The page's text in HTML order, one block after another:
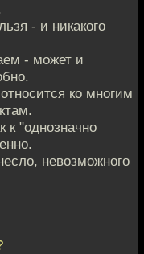
- и никакого
- может и
ко многим
к "однозначно
невозможного